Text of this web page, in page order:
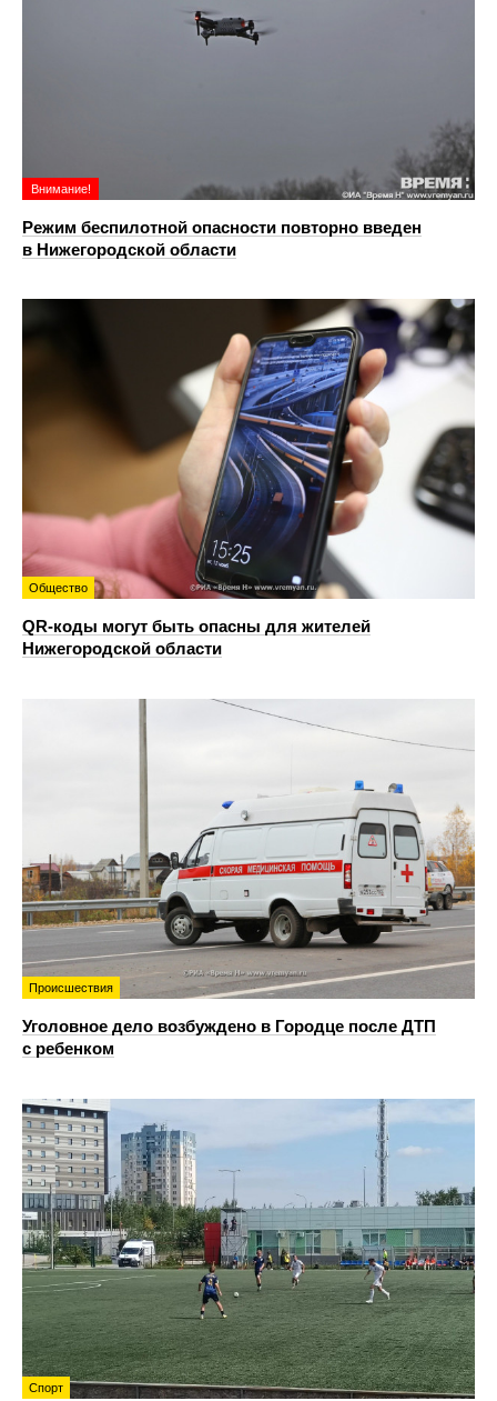
Внимание!
Режим беспилотной опасности повторно введен
в Нижегородской области
Общество
QR-коды могут быть опасны для жителей
Нижегородской области
Происшествия
Уголовное дело возбуждено в Городце после ДТП
с ребенком
Спорт